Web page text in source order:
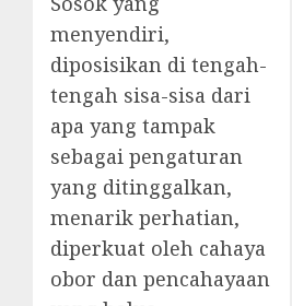
menyendiri,
diposisikan di tengah-
tengah sisa-sisa dari
apa yang tampak
sebagai pengaturan
yang ditinggalkan,
menarik perhatian,
diperkuat oleh cahaya
obor dan pencahayaan